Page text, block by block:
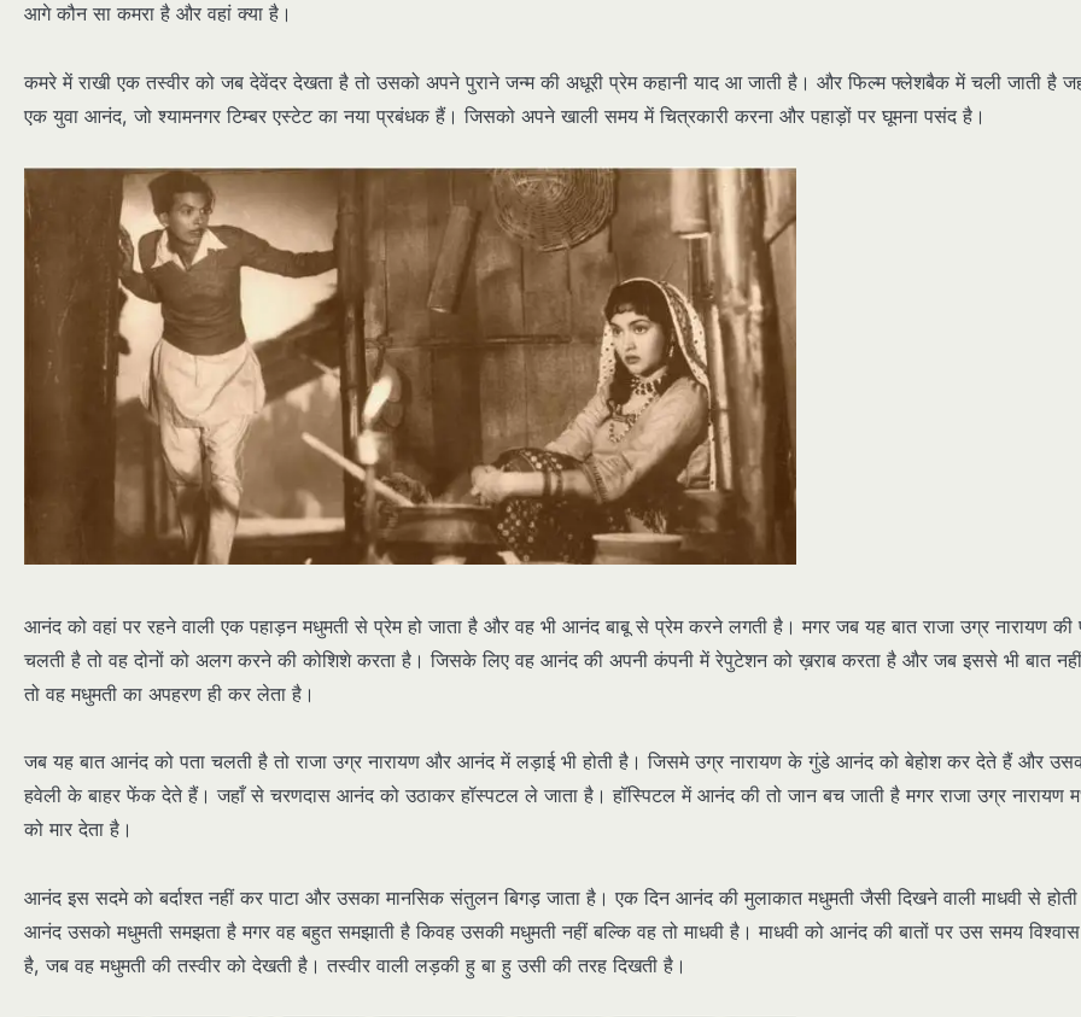
आगे कौन सा कमरा है और वहां क्या है।
कमरे में राखी एक तस्वीर को जब देवेंदर देखता है तो उसको अपने पुराने जन्म की अधूरी प्रेम कहानी याद आ जाती है। और फिल्म फ्लेशबैक में चली जाती है
एक युवा आनंद, जो श्यामनगर टिम्बर एस्टेट का नया प्रबंधक हैं। जिसको अपने खाली समय में चित्रकारी करना और पहाड़ों पर घूमना पसंद है।
आनंद को वहां पर रहने वाली एक पहाड़न मधुमती से प्रेम हो जाता है और वह भी आनंद बाबू से प्रेम करने लगती है। मगर जब यह बात राजा उग्र नारायण की
चलती है तो वह दोनों को अलग करने की कोशिशे करता है। जिसके लिए वह आनंद की अपनी कंपनी में रेपुटेशन को ख़राब करता है और जब इससे भी बात
तो वह मधुमती का अपहरण ही कर लेता है।
जब यह बात आनंद को पता चलती है तो राजा उग्र नारायण और आनंद में लड़ाई भी होती है। जिसमे उग्र नारायण के गुंडे आनंद को बेहोश कर देते हैं और
हवेली के बाहर फेंक देते हैं। जहाँ से चरणदास आनंद को उठाकर हॉस्पटल ले जाता है। हॉस्पिटल में आनंद की तो जान बच जाती है मगर राजा उग्र नारायण
को मार देता है।
आनंद इस सदमे को बर्दाश्त नहीं कर पाटा और उसका मानसिक संतुलन बिगड़ जाता है। एक दिन आनंद की मुलाकात मधुमती जैसी दिखने वाली माधवी से होती
आनंद उसको मधुमती समझता है मगर वह बहुत समझाती है किवह उसकी मधुमती नहीं बल्कि वह तो माधवी है। माधवी को आनंद की बातों पर उस समय विश्वास
है, जब वह मधुमती की तस्वीर को देखती है। तस्वीर वाली लड़की हु बा हु उसी की तरह दिखती है।